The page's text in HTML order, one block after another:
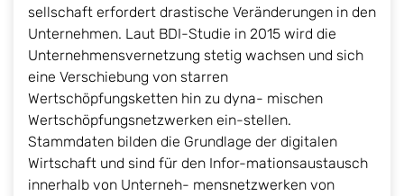
sellschaft erfordert drastische Veränderungen in den
Unternehmen. Laut BDI-Studie in 2015 wird die
Unternehmensvernetzung stetig wachsen und sich
eine Verschiebung von starren
Wertschöpfungsketten hin zu dyna- mischen
Wertschöpfungsnetzwerken ein-stellen.
Stammdaten bilden die Grundlage der digitalen
Wirtschaft und sind für den Infor-mationsaustausch
innerhalb von Unterneh- mensnetzwerken von